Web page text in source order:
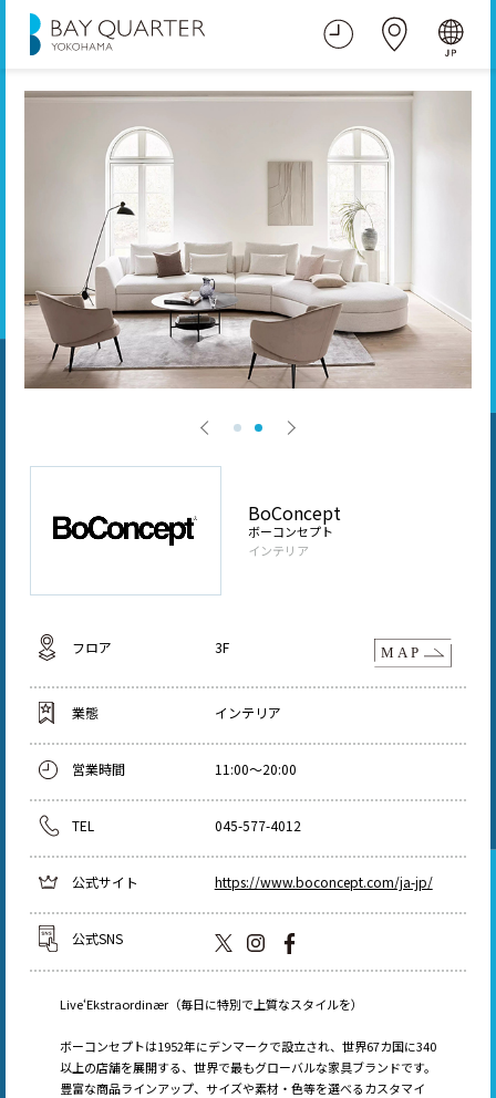
BoConcept
ボーコンセプト
インテリア
フロア 3F
業態 インテリア
営業時間 11:00～20:00
TEL 045-577-4012
公式サイト https://www.boconcept.com/ja-jp/
公式SNS
Live‘Ekstraordinær（毎日に特別で上質なスタイルを）
ボーコンセプトは1952年にデンマークで設立され、世界67カ国に340
以上の店舗を展開する、世界で最もグローバルな家具ブランドです。
豊富な商品ラインアップ、サイズや素材・色等を選べるカスタマイ